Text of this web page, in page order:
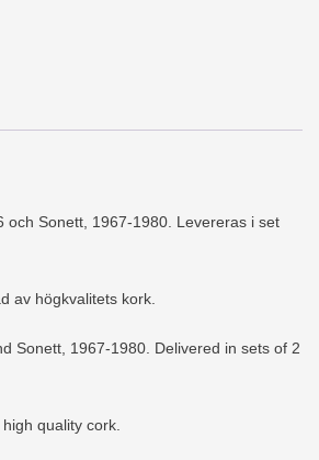
och Sonett, 1967-1980. Levereras i set
av högkvalitets kork.
Sonett, 1967-1980. Delivered in sets of 2
quality cork.